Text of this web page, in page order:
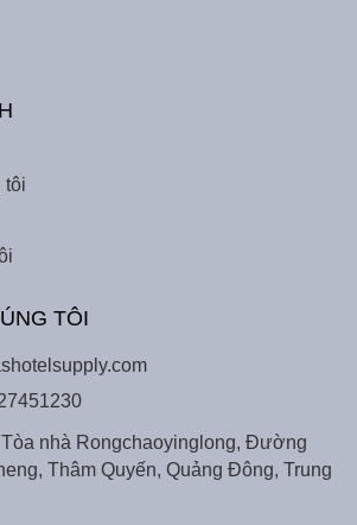
tôi
TÔI
nhà Rongchaoyinglong, Đường
Thâm Quyến, Quảng Đông, Trung